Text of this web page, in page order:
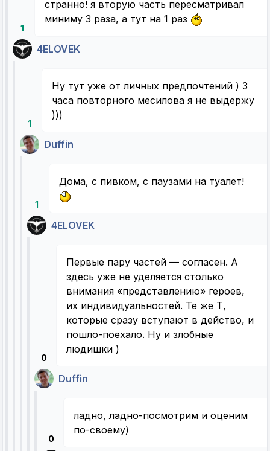
1
странно! я вторую часть пересматривал
миниму 3 раза, а тут на 1 раз
4ELOVEK
1
Ну тут уже от личных предпочтений ) 3
часа повторного месилова я не выдержу
)))
Duffin
1
Дома, с пивком, с паузами на туалет!
4ELOVEK
0
Первые пару частей — согласен. А
здесь уже не уделяется столько
внимания «представлению» героев,
их индивидуальностей. Те же Т,
которые сразу вступают в действо, и
пошло-поехало. Ну и злобные
людишки )
Duffin
0
ладно, ладно-посмотрим и оценим
по-своему)